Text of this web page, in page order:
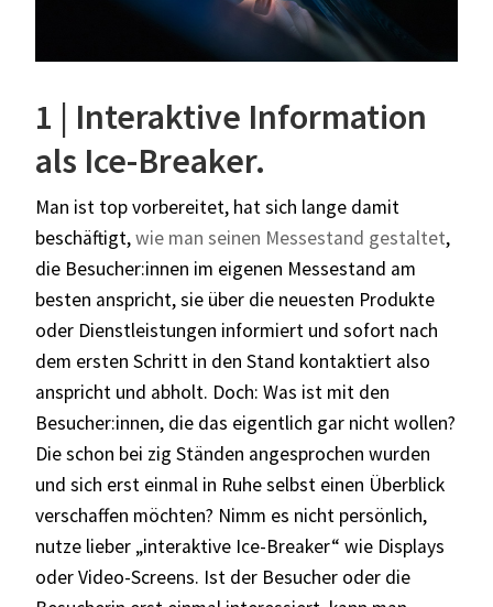
1 | Interaktive Information
als Ice-Breaker.
Man ist top vorbereitet, hat sich lange damit
beschäftigt,wie man seinen Messestand gestaltet,
die Besucher:innen im eigenen Messestand am
besten anspricht, sie über die neuesten Produkte
oder Dienstleistungen informiert und sofort nach
dem ersten Schritt in den Stand kontaktiert also
anspricht und abholt. Doch: Was ist mit den
Besucher:innen, die das eigentlich gar nicht wollen?
Die schon bei zig Ständen angesprochen wurden
und sich erst einmal in Ruhe selbst einen Überblick
verschaffen möchten? Nimm es nicht persönlich,
nutze lieber „interaktive Ice-Breaker“ wie Displays
oder Video-Screens. Ist der Besucher oder die